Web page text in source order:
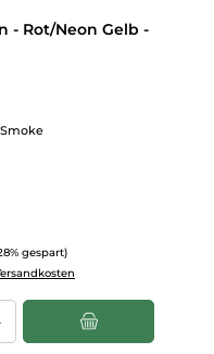
- Rot/Neon Gelb -
gespart)
Wert ein oder benutze die